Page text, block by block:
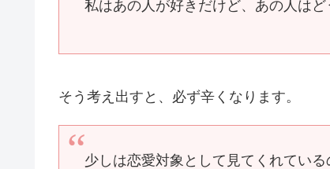
私はあの人が好きだけど、あの人はど
そう考え出すと、必ず辛くなります。
少しは恋愛対象として見てくれている